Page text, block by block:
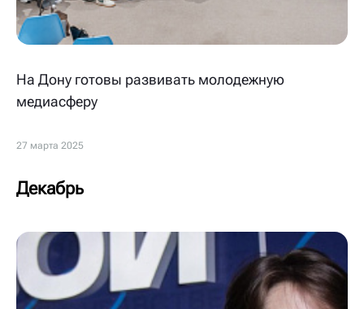
На Дону готовы развивать молодежную
медиасферу
27 марта 2025
Декабрь